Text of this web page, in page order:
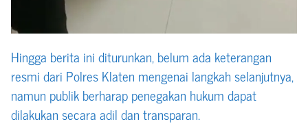
Hingga berita ini diturunkan, belum ada keterangan
resmi dari Polres Klaten mengenai langkah selanjutnya,
namun publik berharap penegakan hukum dapat
dilakukan secara adil dan transparan.